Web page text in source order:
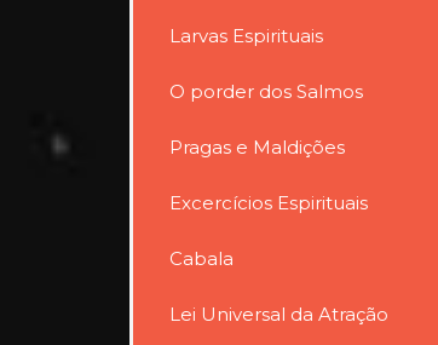
Larvas Espirituais
O porder dos Salmos
Pragas e Maldições
Excercícios Espirituais
Cabala
Lei Universal da Atração